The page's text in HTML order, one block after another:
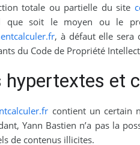
totale ou partielle du site
que soit le moyen ou le
, à défaut elle sera
du Code de Propriété
hypertextes et
contient un certain
Yann Bastien n’a pas la
de contenus illicites.